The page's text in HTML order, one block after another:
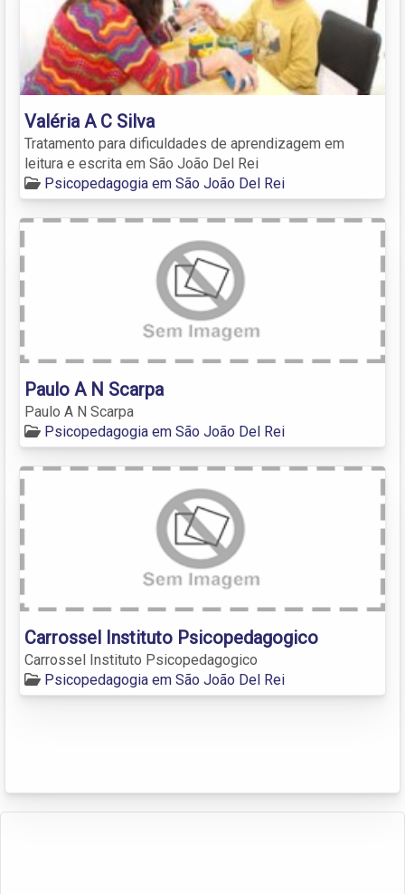
Valéria A C Silva
Tratamento para dificuldades de aprendizagem em
leitura e escrita em São João Del Rei
Psicopedagogia em São João Del Rei
Paulo A N Scarpa
Paulo A N Scarpa
Psicopedagogia em São João Del Rei
Carrossel Instituto Psicopedagogico
Carrossel Instituto Psicopedagogico
Psicopedagogia em São João Del Rei